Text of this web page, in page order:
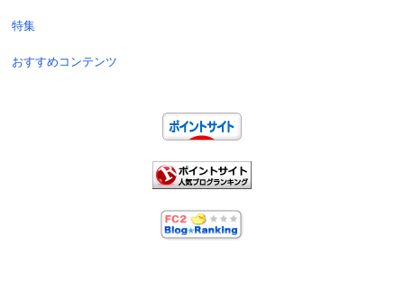
特集
おすすめコンテンツ